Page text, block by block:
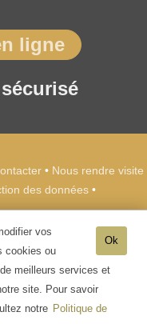
ligne
• Nous rendre visite
des données •
sur Marne
26 20
sachez consommer avec
de 18 ans est interdite. -
Ok
vos
cookies ou
meilleurs services et
site. Pour savoir
notre Politique de